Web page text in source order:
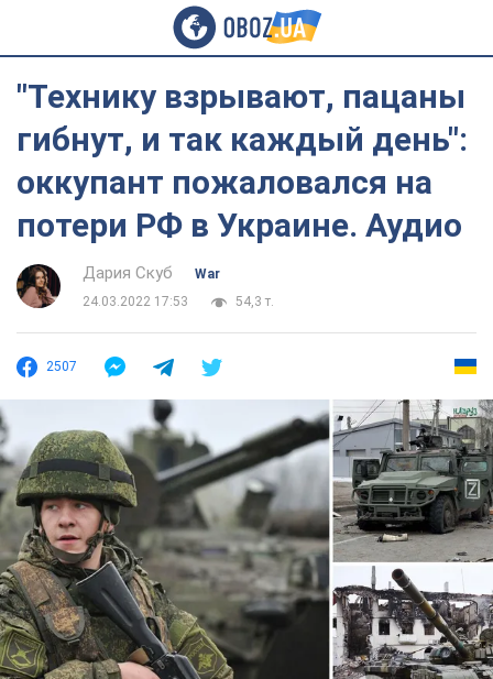
"Технику взрывают, пацаны
гибнут, и так каждый день":
оккупант пожаловался на
потери РФ в Украине. Аудио
Дария Скуб
War
24.03.2022 17:53
54,3 т.
2507